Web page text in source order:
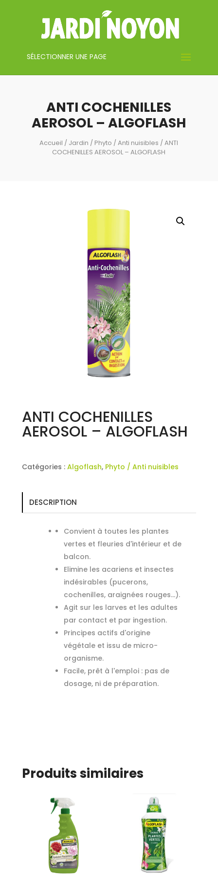
SÉLECTIONNER UNE PAGE
ANTI COCHENILLES
AEROSOL – ALGOFLASH
Accueil / Jardin / Phyto / Anti nuisibles / ANTI
COCHENILLES AEROSOL – ALGOFLASH
ANTI COCHENILLES
AEROSOL – ALGOFLASH
Catégories : Algoflash, Phyto / Anti nuisibles
DESCRIPTION
Convient à toutes les plantes
vertes et fleuries d'intérieur et de
balcon.
Elimine les acariens et insectes
indésirables (pucerons,
cochenilles, araignées rouges...).
Agit sur les larves et les adultes
par contact et par ingestion.
Principes actifs d'origine
végétale et issu de micro-
organisme.
Facile, prêt à l'emploi : pas de
dosage, ni de préparation.
Produits similaires